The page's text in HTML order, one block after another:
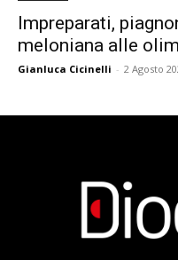
Impreparati,
meloniana alle
Gianluca Cicinelli - 2 Agosto